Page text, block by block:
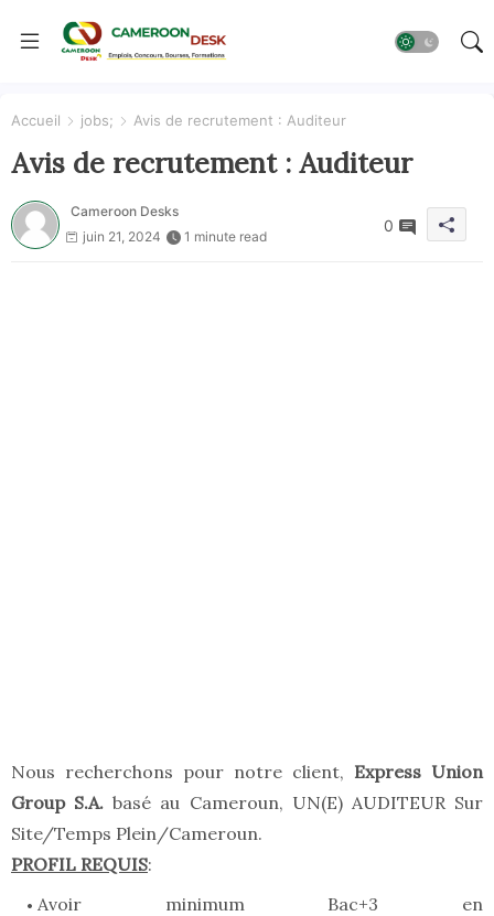
Accueil jobs; Avis de recrutement : Auditeur
Avis de recrutement : Auditeur
Cameroon Desks
juin 21, 2024
1 minute read
0
Nous recherchons pour notre client, Express Union
Group S.A. basé au Cameroun, UN(E) AUDITEUR Sur
Site/Temps Plein/Cameroun.
PROFIL REQUIS:
Avoir minimum Bac+3 en